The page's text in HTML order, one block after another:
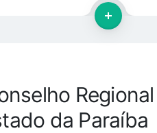
da Paraíba